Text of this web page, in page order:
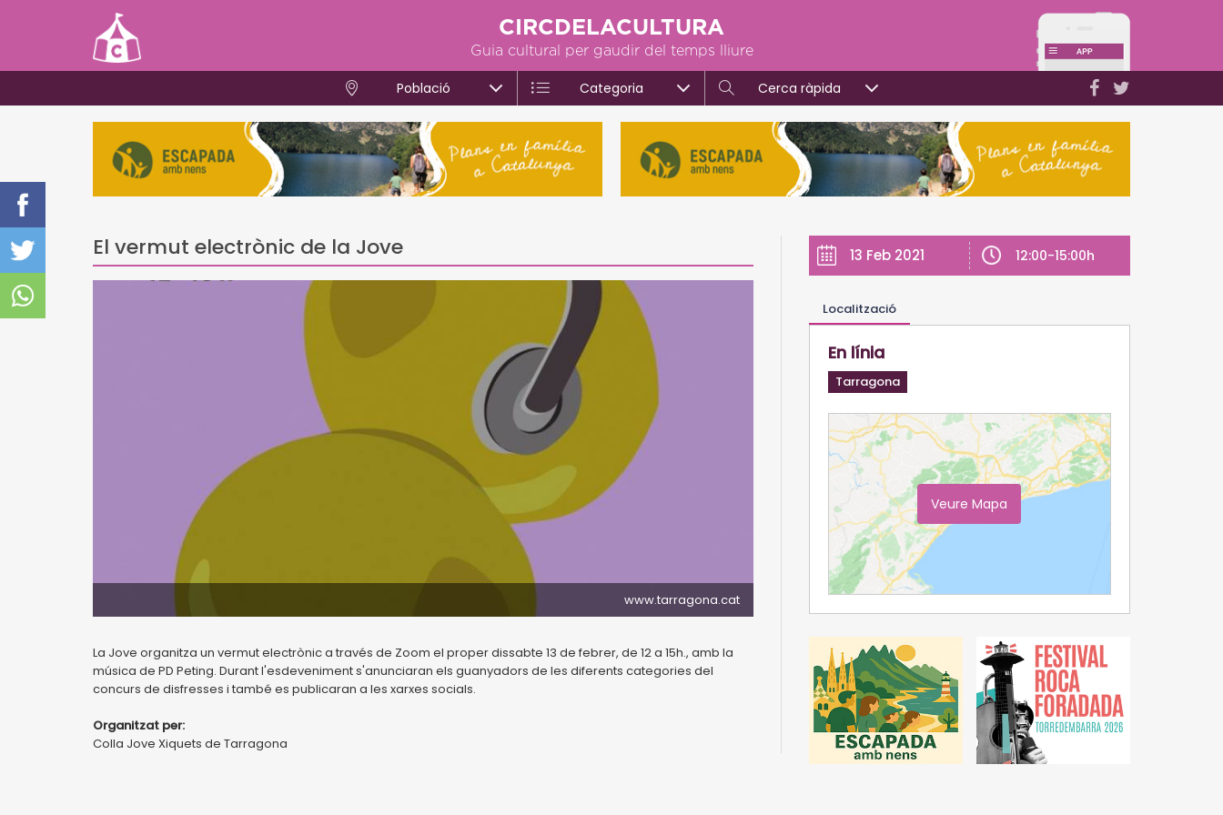
CIRCDELACULTURA
Guia cultural per gaudir del temps lliure
Població Categoria Cerca ràpida
El vermut electrònic de la Jove
www.tarragona.cat
La Jove organitza un vermut electrònic a través de Zoom el proper dissabte 13 de febrer, de 12 a 15h., amb la
música de PD Peting. Durant l'esdeveniment s'anunciaran els guanyadors de les diferents categories del
concurs de disfresses i també es publicaran a les xarxes socials.
Organitzat per:
Colla Jove Xiquets de Tarragona
13 Feb 2021 12:00-15:00h
Localització
En línia
Tarragona
Veure Mapa